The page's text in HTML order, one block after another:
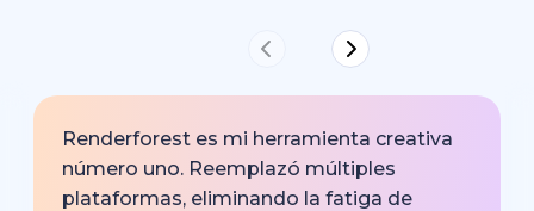
Renderforest es mi herramienta creativa
número uno. Reemplazó múltiples
plataformas, eliminando la fatiga de